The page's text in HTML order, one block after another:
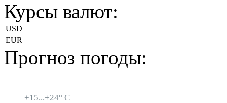
Курсы валют:
USD
EUR
Прогноз погоды:
+15...+24° C